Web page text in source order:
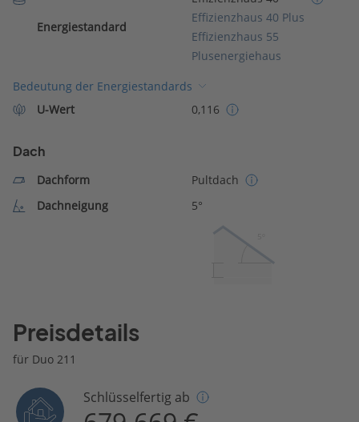
Energiestandard
Effizienzhaus 40 Plus
Effizienzhaus 55
Plusenergiehaus
Bedeutung der Energiestandards
U-Wert
0,116
Dach
Dachform
Pultdach
Dachneigung
5°
Preisdetails
für Duo 211
Schlüsselfertig ab